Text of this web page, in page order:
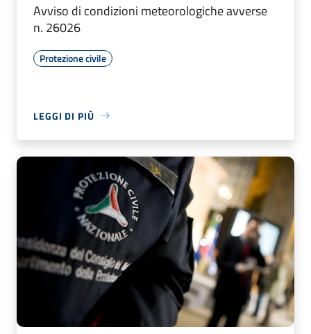
Avviso di condizioni meteorologiche avverse
n. 26026
Protezione civile
LEGGI DI PIÙ